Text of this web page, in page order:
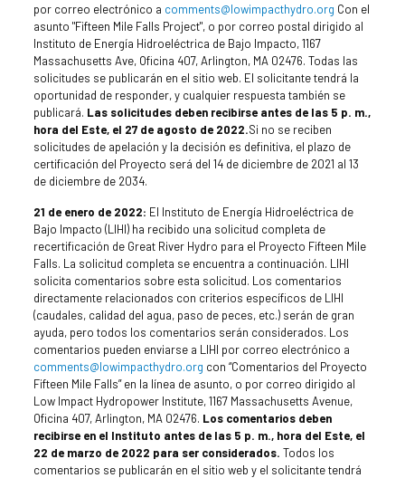
por correo electrónico a comments@lowimpacthydro.org Con el
asunto "Fifteen Mile Falls Project", o por correo postal dirigido al
Instituto de Energía Hidroeléctrica de Bajo Impacto, 1167
Massachusetts Ave, Oficina 407, Arlington, MA 02476. Todas las
solicitudes se publicarán en el sitio web. El solicitante tendrá la
oportunidad de responder, y cualquier respuesta también se
publicará. Las solicitudes deben recibirse antes de las 5 p. m.,
hora del Este, el 27 de agosto de 2022.Si no se reciben
solicitudes de apelación y la decisión es definitiva, el plazo de
certificación del Proyecto será del 14 de diciembre de 2021 al 13
de diciembre de 2034.
21 de enero de 2022: El Instituto de Energía Hidroeléctrica de
Bajo Impacto (LIHI) ha recibido una solicitud completa de
recertificación de Great River Hydro para el Proyecto Fifteen Mile
Falls. La solicitud completa se encuentra a continuación. LIHI
solicita comentarios sobre esta solicitud. Los comentarios
directamente relacionados con criterios específicos de LIHI
(caudales, calidad del agua, paso de peces, etc.) serán de gran
ayuda, pero todos los comentarios serán considerados. Los
comentarios pueden enviarse a LIHI por correo electrónico a
comments@lowimpacthydro.org con “Comentarios del Proyecto
Fifteen Mile Falls” en la línea de asunto, o por correo dirigido al
Low Impact Hydropower Institute, 1167 Massachusetts Avenue,
Oficina 407, Arlington, MA 02476. Los comentarios deben
recibirse en el Instituto antes de las 5 p. m., hora del Este, el
22 de marzo de 2022 para ser considerados. Todos los
comentarios se publicarán en el sitio web y el solicitante tendrá